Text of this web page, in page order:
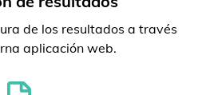
de los resultados a través
aplicación web.